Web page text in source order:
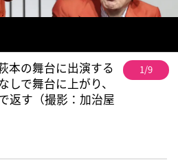
本の舞台に出演する
で舞台に上がり、
返す（撮影：加治屋
1/9